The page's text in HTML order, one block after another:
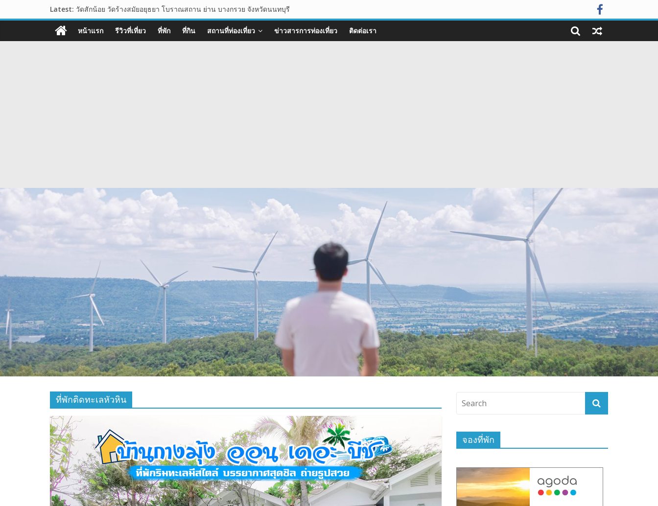
to
Latest: วัดสักน้อย วัดร้างสมัยอยุธยา โบราณสถาน ย่าน บางกรวย จังหวัดนนทบุรี
ไร่ทองสมบูรณ์คลับ เขาใหญ่ ต้นไม้รูปหัวใจ กลางทุ่งหญ้า ที่โอบล้อมไปด้วนขุนเขา
อุทยานหินเขางู อ.เมืองราชบุรี แหล่งท่องเที่ยวเชิงธรรมชาติ ที่น่าแวะมาเช็คอิน
เขาพระยาเดินธง จุดชมวิวพระอาทิตย์ขึ้น ชมวิวทะเลหมอก จังหวัดลพบุรี
108guide
สถาน
ท่อง
เที่ยว
เที่ยว
ที่
กิน
ที่พัก
มากมาย
เว็บ
เที่ยว
รีวิว
การ
เดิน
ทาง
สถาน
ที่
ท่อง
เที่ยว
หน้าแรก รีวิวที่เที่ยว ที่พัก ที่กิน สถานที่ท่องเที่ยว ข่าวสารการท่องเที่ยว ติดต่อเรา
ที่พักติดทะเลหัวหิน
จองที่พัก